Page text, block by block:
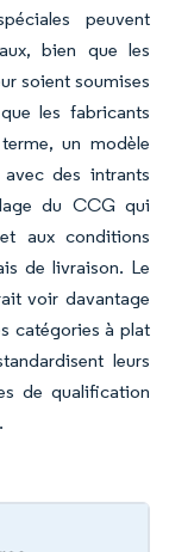
peuvent
bien que les
soient soumises
les fabricants
un modèle
des intrants
du CCG qui
aux conditions
de livraison. Le
voir davantage
catégories à plat
leurs
de qualification